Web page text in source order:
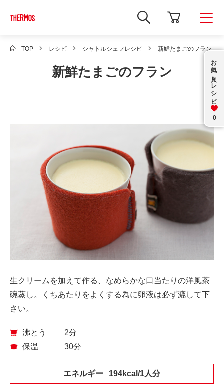
新
し
ィ
ン
ウ
で
サ
検
開
TOP レシピ シャトルシェフレシピ 新鮮たまごのフラン
新鮮たまごのフラン お気に入り
レシピ
0
生クリームを加えて作る、なめらかな口当たりの洋風茶
碗蒸し。くちあたりをよくする為に卵液は必ず漉して下
さい。
沸とう
2分
保温
30分
エネルギー 194kcal/1人分